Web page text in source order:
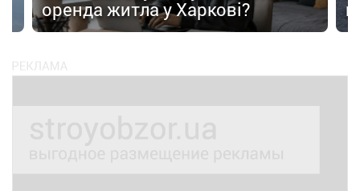
оренда житла у Харкові?